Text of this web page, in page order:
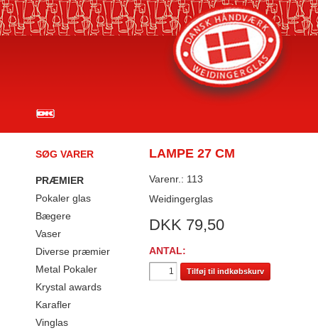
SØG VARER
PRÆMIER
Pokaler glas
Bægere
Vaser
Diverse præmier
Metal Pokaler
Krystal awards
Karafler
Vinglas
LAMPE 27 CM
Varenr.: 113
Weidingerglas
DKK 79,50
ANTAL:
Tilføj til indkøbskurv